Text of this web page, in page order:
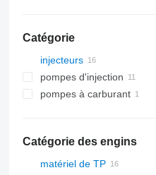
Catégorie
injecteurs
pompes d'injection
pompes à carburant
Catégorie des engins
matériel de TP